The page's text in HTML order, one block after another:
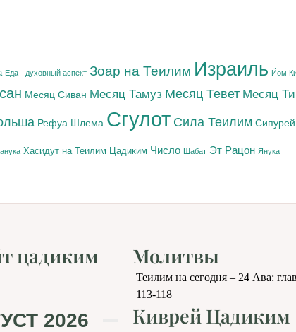
Еда - духовный аспект Зоар на Теилим Израиль Йом
Месяц Сиван Месяц Тамуз Месяц Тевет Месяц
Рефуа Шлема Сгулот Сила Теилим
Хасидут на Теилим Цадиким Число Шабат Эт Рацон Янука
цадиким
2026
Молитвы
Теилим на сегодня – 24 Ава:
113-118
Киврей Цадиким